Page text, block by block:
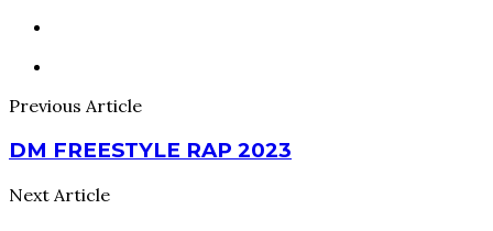
Previous Article
DM FREESTYLE RAP 2023
Next Article